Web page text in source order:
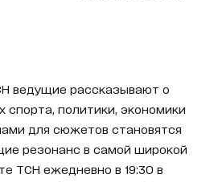
ведущие рассказывают о
спорта, политики, экономики
для сюжетов становятся
резонанс в самой широкой
ТСН ежедневно в 19:30 в